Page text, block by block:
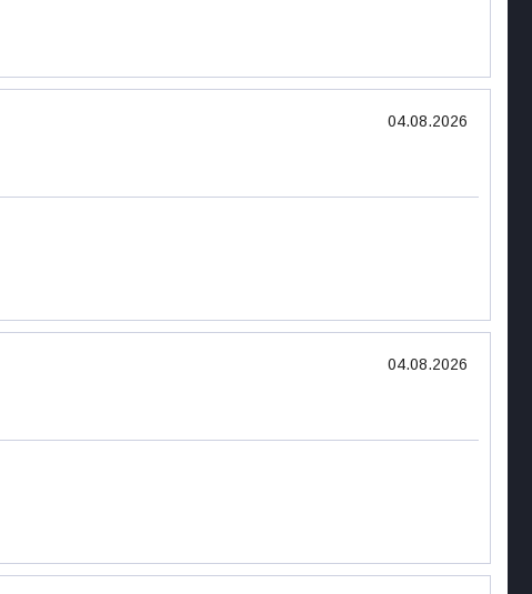
04.08.2026
04.08.2026